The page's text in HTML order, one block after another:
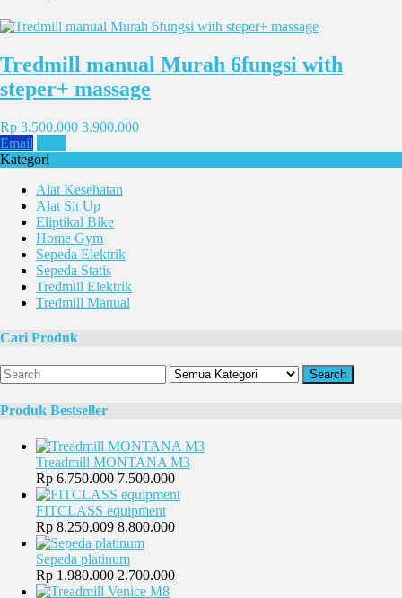
Tredmill manual Murah 6fungsi with
steper+ massage
Rp 3.500.000 3.900.000
Email
Kategori
Alat Kesehatan
Alat Sit Up
Eliptikal Bike
Home Gym
Sepeda Elektrik
Sepeda Statis
Tredmill Elektrik
Tredmill Manual
Cari Produk
Search
Produk Bestseller
Treadmill MONTANA M3
Rp 6.750.000 7.500.000
FITCLASS equipment
Rp 8.250.009 8.800.000
Sepeda platinum
Rp 1.980.000 2.700.000